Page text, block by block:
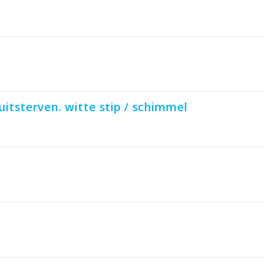
witte stip / schimmel